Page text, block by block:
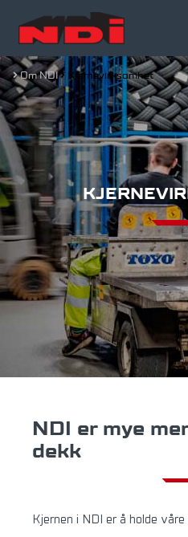
Om NDI Kjernevirksomhet
NDI er mye
dekk
Kjernen i NDI er å holde